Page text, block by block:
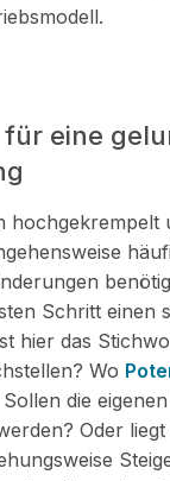
für eine
hochgekrempelt
Schritt einen
hier das
Wo
die
Oder